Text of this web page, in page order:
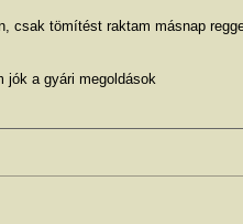
csak tömítést raktam másnap
jók a gyári megoldások